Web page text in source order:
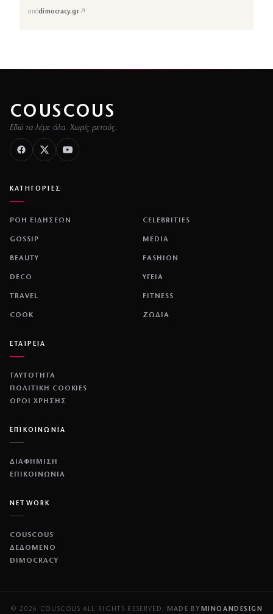
απόdimocracy.gr↗
COUSCOUS
Εδώ τα λέμε όλα. Χωρίς ρετούς.
ΚΑΤΗΓΟΡΙΕΣ
ΡΟΗ ΕΙΔΗΣΕΩΝ CELEBRITIES
GOSSIP MEDIA
BEAUTY FASHION
DECO ΥΓΕΙΑ
TRAVEL FITNESS
COOK ΖΩΔΙΑ
ΕΤΑΙΡΕΙΑ
ΤΑΥΤΟΤΗΤΑ
ΠΟΛΙΤΙΚΉ COOKIES
ΌΡΟΙ ΧΡΉΣΗΣ
ΕΠΙΚΟΙΝΩΝΙΑ
ΔΙΑΦΗΜΙΣΗ
ΕΠΙΚΟΙΝΩΝΙΑ
NETWORK
COUSCOUS
ΔΕΔΟΜΕΝΟ
DIMOCRACY
© 2026 COUSCOUS ALL RIGHTS RESERVED. MADE BY MINOANDESIGN